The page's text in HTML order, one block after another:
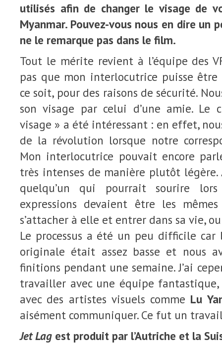
utilisés afin de changer le visage de
Myanmar. Pouvez-vous nous en dire un
ne le remarque pas dans le film.
Tout le mérite revient à l’équipe des
pas que mon interlocutrice puisse
ce soit, pour des raisons de sécurité.
son visage par celui d’une amie. Le
visage » a été intéressant : en effet,
de la révolution lorsque notre
Mon interlocutrice pouvait encore
très intenses de manière plutôt légère.
quelqu’un qui pourrait sourire
expressions devaient être les
s’attacher à elle et entrer dans sa vie,
Le processus a été un peu difficile
originale était assez basse et nous
finitions pendant une semaine. J’ai
travailler avec une équipe
avec des artistes visuels comme Lu
aisément communiquer. Ce fut un
Jet Lag est produit par l’Autriche et la